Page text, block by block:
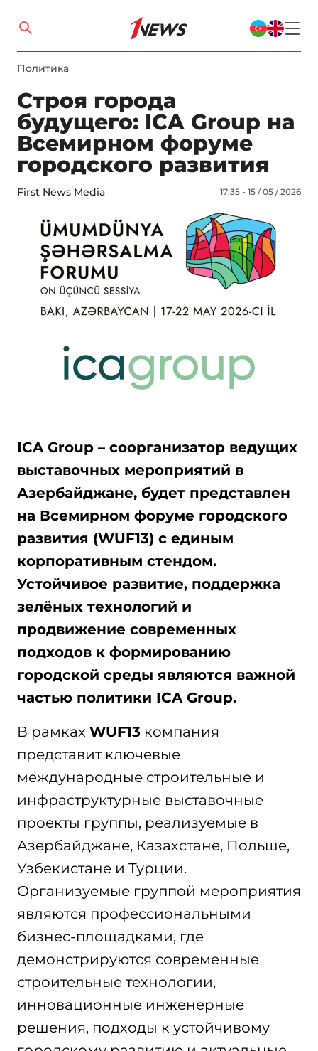
Политика
Строя города
будущего: ICA Group на
Всемирном форуме
городского развития
First News Media 17:35 - 15 / 05 / 2026
ICA Group – соорганизатор ведущих
выставочных мероприятий в
Азербайджане, будет представлен
на Всемирном форуме городского
развития (WUF13) с единым
корпоративным стендом.
Устойчивое развитие, поддержка
зелёных технологий и
продвижение современных
подходов к формированию
городской среды являются важной
частью политики ICA Group.
В рамках WUF13 компания
представит ключевые
международные строительные и
инфраструктурные выставочные
проекты группы, реализуемые в
Азербайджане, Казахстане, Польше,
Узбекистане и Турции.
Организуемые группой мероприятия
являются профессиональными
бизнес-площадками, где
демонстрируются современные
строительные технологии,
инновационные инженерные
решения, подходы к устойчивому